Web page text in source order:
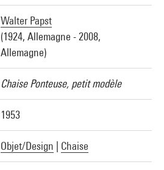
Walter Papst
(1924, Allemagne - 2008,
Allemagne)
Chaise Ponteuse, petit modèle
1953
Objet/Design Chaise